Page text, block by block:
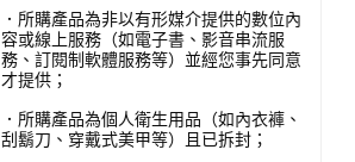
．所購產品為非以有形媒介提供的數位內
容或線上服務（如電子書、影音串流服
務、訂閱制軟體服務等）並經您事先同意
才提供；
．所購產品為個人衛生用品（如內衣褲、
刮鬍刀、穿戴式美甲等）且已拆封；